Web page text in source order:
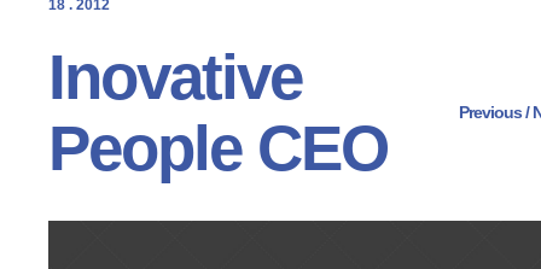
18 . 2012
Inovative
People CEO
Previous /